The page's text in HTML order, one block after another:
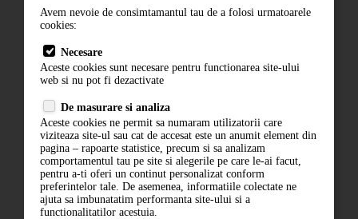
Cum comand
Livrare
Contact
Politica de confidentialitate
ANPC
Avem nevoie de consimtamantul tau de a folosi urmatoarele
cookies:
Necesare
Aceste cookies sunt necesare pentru functionarea site-ului
web si nu pot fi dezactivate
De masurare si analiza
Aceste cookies ne permit sa numaram utilizatorii care
viziteaza site-ul sau cat de accesat este un anumit element din
pagina – rapoarte statistice, precum si sa analizam
comportamentul tau pe site si alegerile pe care le-ai facut,
pentru a-ti oferi un continut personalizat conform
preferintelor tale. De asemenea, informatiile colectate ne
ajuta sa imbunatatim performanta site-ului si a
functionalitatilor acestuia.